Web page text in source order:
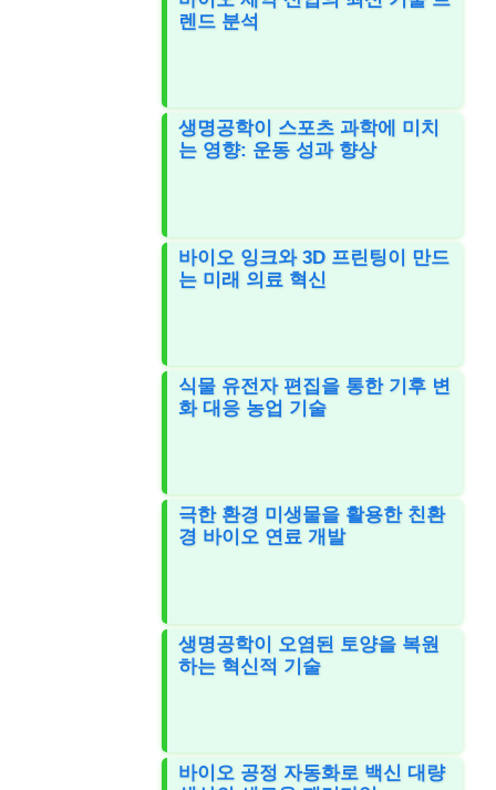
렌드 분석
생명공학이 스포츠 과학에 미치
는 영향: 운동 성과 향상
바이오 잉크와 3D 프린팅이 만드
는 미래 의료 혁신
식물 유전자 편집을 통한 기후 변
화 대응 농업 기술
극한 환경 미생물을 활용한 친환
경 바이오 연료 개발
생명공학이 오염된 토양을 복원
하는 혁신적 기술
바이오 공정 자동화로 백신 대량